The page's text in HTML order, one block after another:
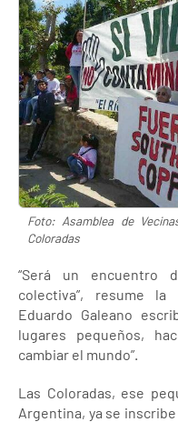
Foto: Asamblea de
Coloradas
“Será un encuentro
colectiva”, resume la
Eduardo Galeano
lugares pequeños,
cambiar el mundo”.
Las Coloradas, ese
Argentina, ya se